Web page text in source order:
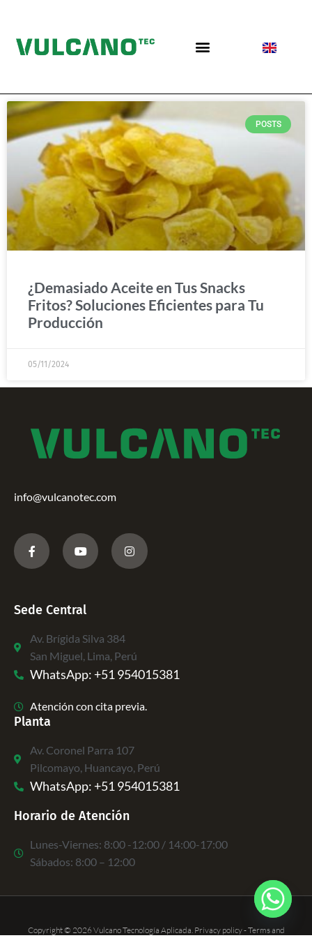
POSTS
¿Demasiado Aceite en Tus Snacks
Fritos? Soluciones Eficientes para Tu
Producción
05/11/2024
info@vulcanotec.com
Sede Central
Av. Brígida Silva 384
San Miguel, Lima, Perú
WhatsApp: +51 954015381
Atención con cita previa.
Planta
Av. Coronel Parra 107
Pilcomayo, Huancayo, Perú
WhatsApp: +51 954015381
Horario de Atención
Lunes-Viernes: 8:00 -12:00 / 14:00-17:00
Sábados: 8:00 – 12:00
Copyright © 2026 Vulcano Tecnología Aplicada. Privacy policy - Terms and